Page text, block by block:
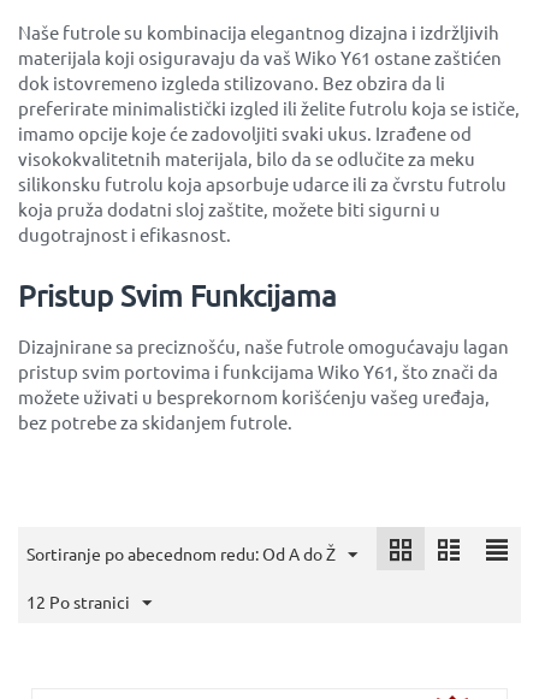
Naše futrole su kombinacija elegantnog dizajna i izdržljivih
materijala koji osiguravaju da vaš Wiko Y61 ostane zaštićen
dok istovremeno izgleda stilizovano. Bez obzira da li
preferirate minimalistički izgled ili želite futrolu koja se ističe,
imamo opcije koje će zadovoljiti svaki ukus. Izrađene od
visokokvalitetnih materijala, bilo da se odlučite za meku
silikonsku futrolu koja apsorbuje udarce ili za čvrstu futrolu
koja pruža dodatni sloj zaštite, možete biti sigurni u
dugotrajnost i efikasnost.
Pristup Svim Funkcijama
Dizajnirane sa preciznošću, naše futrole omogućavaju lagan
pristup svim portovima i funkcijama Wiko Y61, što znači da
možete uživati u besprekornom korišćenju vašeg uređaja,
bez potrebe za skidanjem futrole.
Sortiranje po abecednom redu: Od A do Ž
12 Po stranici